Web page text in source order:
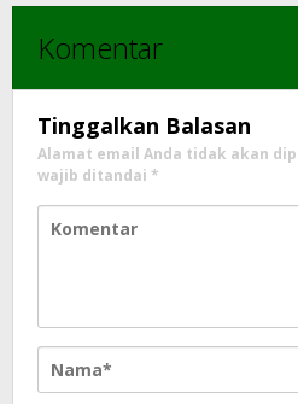
Komentar
Tinggalkan Balasan
Alamat email Anda tidak akan
wajib ditandai *